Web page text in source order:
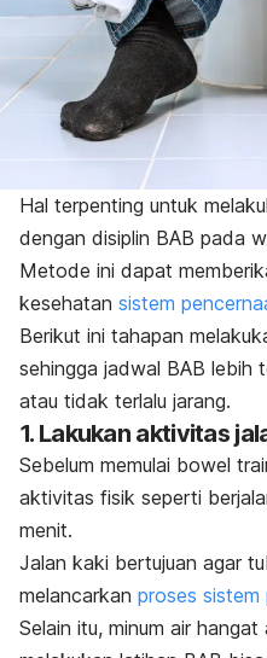
Hal terpenting untuk
dengan disiplin BAB pada
Metode ini dapat
kesehatan sistem
Berikut ini tahapan
sehingga jadwal BAB lebih
atau tidak terlalu jarang.
1. Lakukan aktivitas
Sebelum memulai bowel
aktivitas fisik seperti
menit.
Jalan kaki bertujuan agar
melancarkan proses sistem
Selain itu, minum air hangat